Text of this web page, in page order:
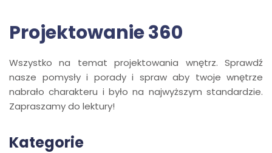
Projektowanie 360
Wszystko na temat projektowania wnętrz. Sprawdź
nasze pomysły i porady i spraw aby twoje wnętrze
nabrało charakteru i było na najwyższym standardzie.
Zapraszamy do lektury!
Kategorie